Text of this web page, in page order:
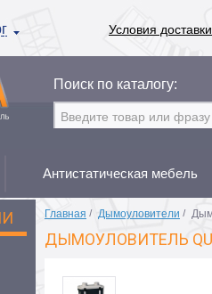
Условия доставки
Поиск по каталогу:
Антистатическая мебель
Главная / Дымоуловители /
ДЫМОУЛОВИТЕЛЬ